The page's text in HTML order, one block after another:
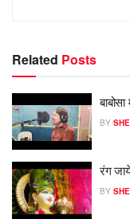
Related Posts
BY
रंग
BY